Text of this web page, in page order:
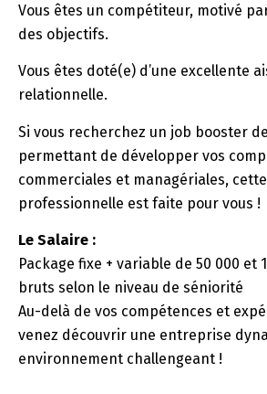
Vous êtes un compétiteur, motivé
des objectifs.
Vous êtes doté(e) d’une excellente
relationnelle.
Si vous recherchez un job booster
permettant de développer vos
commerciales et managériales,
professionnelle est faite pour vous !
Le Salaire :
Package fixe + variable de 50 000 et
bruts selon le niveau de séniorité
Au-delà de vos compétences et
venez découvrir une entreprise
environnement challengeant !